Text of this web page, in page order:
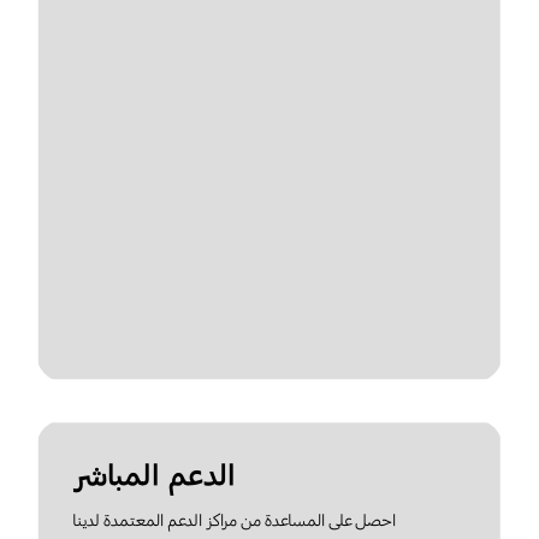
الدعم المباشر
احصل على المساعدة من مراكز الدعم المعتمدة لدينا